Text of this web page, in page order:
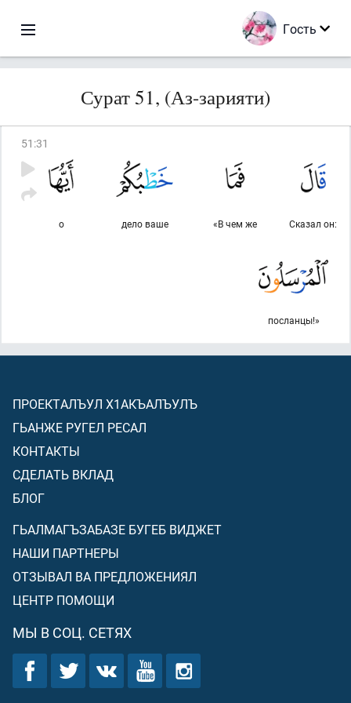
Гость
Сурат 51, (Аз-зарияти)
51 :31
Сказал он:
«В чем же
дело ваше
о
посланцы!»
ПРОЕКТАЛЪУЛ Х1АКЪАЛЪУЛЪ
ГЬАНЖЕ РУГЕЛ РЕСАЛ
КОНТАКТЫ
СДЕЛАТЬ ВКЛАД
БЛОГ
ГЬАЛМАГЪЗАБАЗЕ БУГЕБ ВИДЖЕТ
НАШИ ПАРТНЕРЫ
ОТЗЫВАЛ ВА ПРЕДЛОЖЕНИЯЛ
ЦЕНТР ПОМОЩИ
МЫ В СОЦ. СЕТЯХ